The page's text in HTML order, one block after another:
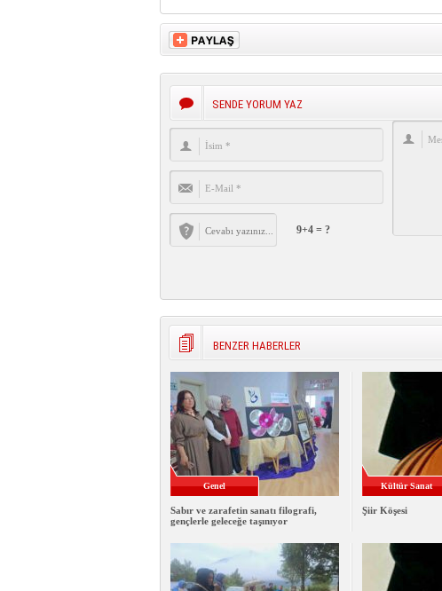
SENDE YORUM YAZ
9+4 = ?
BENZER HABERLER
Genel
Sabır ve zarafetin sanatı filografi,
gençlerle geleceğe taşınıyor
Kültür Sanat
Şiir Köşesi